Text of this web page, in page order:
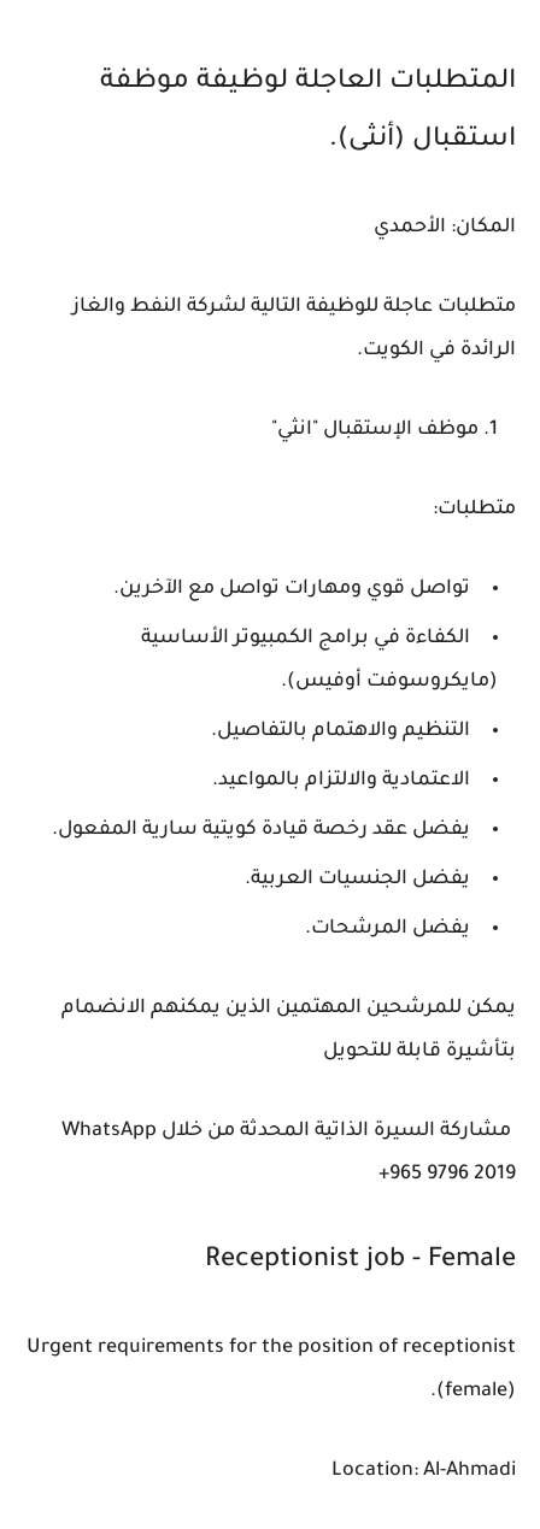
المتطلبات العاجلة لوظيفة موظفة
استقبال (أنثى).
المكان: الأحمدي
متطلبات عاجلة للوظيفة التالية لشركة النفط والغاز
الرائدة في الكويت.
موظف الإستقبال "انثي"
متطلبات:
تواصل قوي ومهارات تواصل مع الآخرين.
الكفاءة في برامج الكمبيوتر الأساسية
(مايكروسوفت أوفيس).
التنظيم والاهتمام بالتفاصيل.
الاعتمادية والالتزام بالمواعيد.
يفضل عقد رخصة قيادة كويتية سارية المفعول.
يفضل الجنسيات العربية.
يفضل المرشحات.
يمكن للمرشحين المهتمين الذين يمكنهم الانضمام
بتأشيرة قابلة للتحويل
مشاركة السيرة الذاتية المحدثة من خلال WhatsApp
+965 9796 2019
Receptionist job - Female
Urgent requirements for the position of receptionist
(female).
Location: Al-Ahmadi